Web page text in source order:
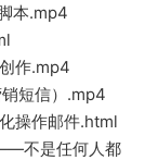
本.mp4
作.mp4
短信）.mp4
操作邮件.html
不是任何人都